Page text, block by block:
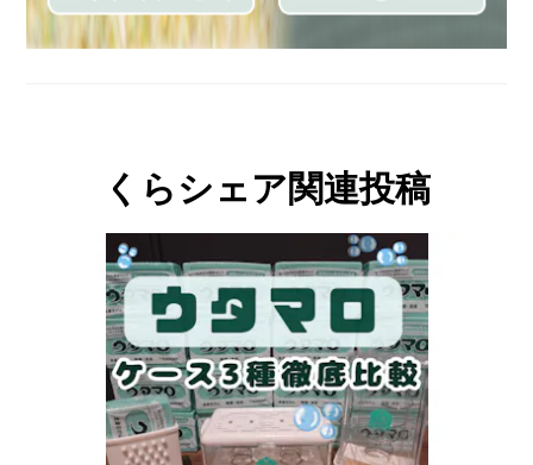
くらシェア関連投稿